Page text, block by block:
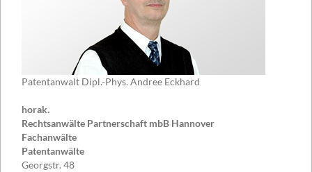
Patentanwalt Dipl.-Phys. Andree Eckhard
horak.
Rechtsanwälte Partnerschaft mbB Hannover
Fachanwälte
Patentanwälte
Georgstr. 48